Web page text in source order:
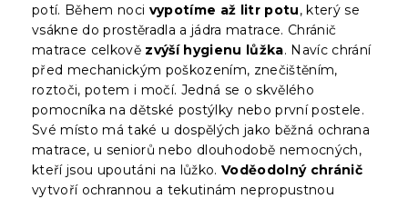
potí. Během noci vypotíme až litr potu, který se
vsákne do prostěradla a jádra matrace. Chránič
matrace celkově zvýší hygienu lůžka. Navíc chrání
před mechanickým poškozením, znečištěním,
roztoči, potem i močí. Jedná se o skvělého
pomocníka na dětské postýlky nebo první postele.
Své místo má také u dospělých jako běžná ochrana
matrace, u seniorů nebo dlouhodobě nemocných,
kteří jsou upoutáni na lůžko. Voděodolný chránič
vytvoří ochrannou a tekutinám nepropustnou